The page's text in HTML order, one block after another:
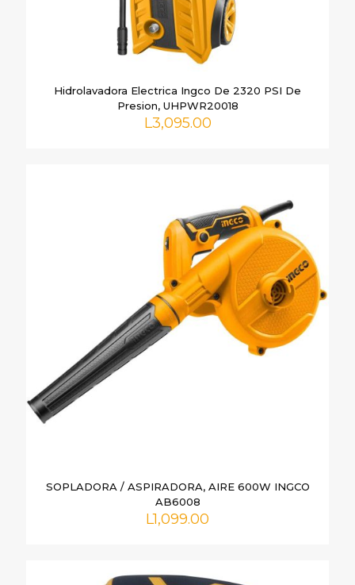
Correo
Guarda mi nombre, correo electrónico y web en este
Hidrolavadora Electrica Ingco De 2320 PSI De
Presion, UHPWR20018
L3,095.00
SOPLADORA / ASPIRADORA, AIRE 600W INGCO
AB6008
L1,099.00